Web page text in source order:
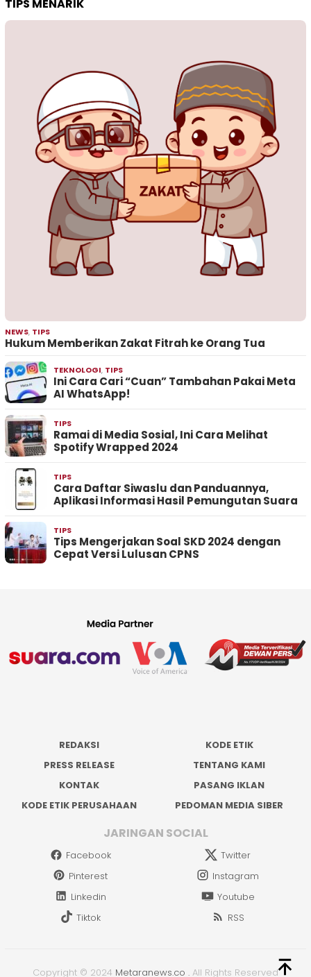
TIPS MENARIK
NEWS, TIPS
Hukum Memberikan Zakat Fitrah ke Orang Tua
TEKNOLOGI, TIPS
Ini Cara Cari “Cuan” Tambahan Pakai Meta
AI WhatsApp!
TIPS
Ramai di Media Sosial, Ini Cara Melihat
Spotify Wrapped 2024
TIPS
Cara Daftar Siwaslu dan Panduannya,
Aplikasi Informasi Hasil Pemungutan Suara
TIPS
Tips Mengerjakan Soal SKD 2024 dengan
Cepat Versi Lulusan CPNS
REDAKSI
KODE ETIK
PRESS RELEASE
TENTANG KAMI
KONTAK
PASANG IKLAN
KODE ETIK PERUSAHAAN
PEDOMAN MEDIA SIBER
JARINGAN SOCIAL
Facebook
Twitter
Pinterest
Instagram
Linkedin
Youtube
Tiktok
RSS
Copyright © 2024 Metaranews.co . All Rights Reserved